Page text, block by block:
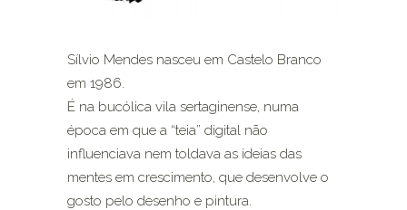
Sílvio Mendes nasceu em Castelo Branco
em 1986.
É na bucólica vila sertaginense, numa
época em que a “teia” digital não
influenciava nem toldava as ideias das
mentes em crescimento, que desenvolve o
gosto pelo desenho e pintura.